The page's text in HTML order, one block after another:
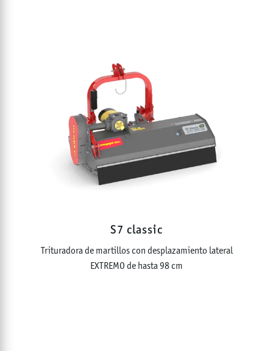
S7 classic
Trituradora de martillos con desplazamiento lateral
EXTREMO de hasta 98 cm